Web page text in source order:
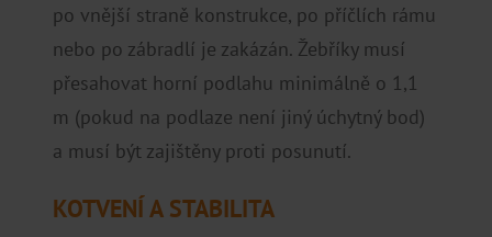
po vnější straně konstrukce, po příčlích rámu
nebo po zábradlí je zakázán. Žebříky musí
přesahovat horní podlahu minimálně o 1,1
m (pokud na podlaze není jiný úchytný bod)
a musí být zajištěny proti posunutí.
KOTVENÍ A STABILITA